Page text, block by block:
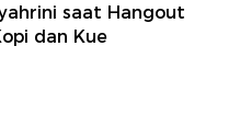
saat Hangout
dan Kue